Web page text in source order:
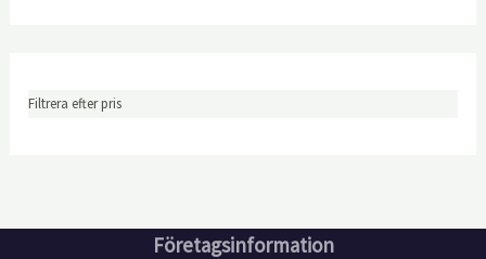
Filtrera efter pris
Företagsinformation